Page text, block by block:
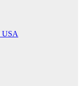
USA